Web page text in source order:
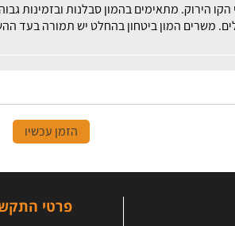
הירוק. מתאימים בהמון סבלנות ובזמינות
משרים המון ביטחון בהחלט יש תמורה בעד
הזמן עכשיו
פרטי